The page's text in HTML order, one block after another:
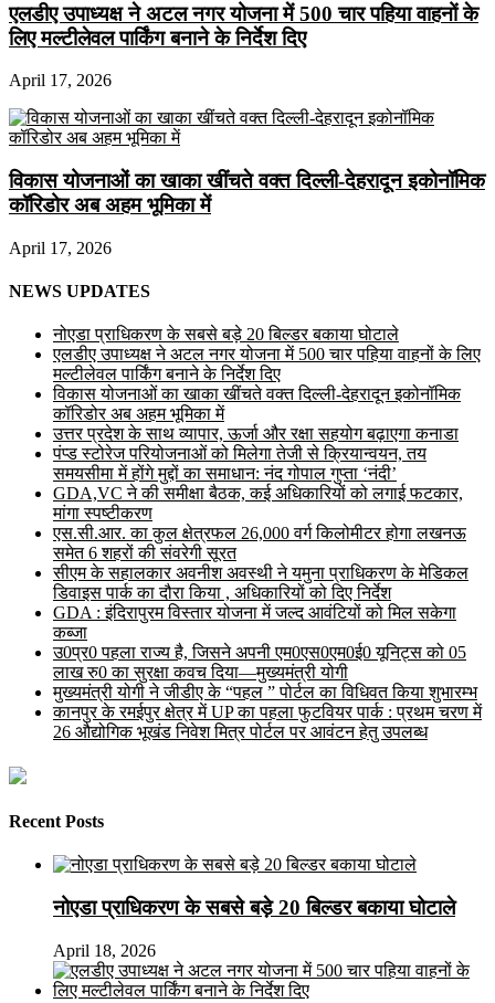
एलडीए उपाध्यक्ष ने अटल नगर योजना में 500 चार पहिया वाहनों के
लिए मल्टीलेवल पार्किंग बनाने के निर्देश दिए
April 17, 2026
विकास योजनाओं का खाका खींचते वक्त दिल्ली-देहरादून इकोनॉमिक
कॉरिडोर अब अहम भूमिका में
April 17, 2026
NEWS UPDATES
नोएडा प्राधिकरण के सबसे बड़े 20 बिल्डर बकाया घोटाले
एलडीए उपाध्यक्ष ने अटल नगर योजना में 500 चार पहिया वाहनों के लिए
मल्टीलेवल पार्किंग बनाने के निर्देश दिए
विकास योजनाओं का खाका खींचते वक्त दिल्ली-देहरादून इकोनॉमिक
कॉरिडोर अब अहम भूमिका में
उत्तर प्रदेश के साथ व्यापार, ऊर्जा और रक्षा सहयोग बढ़ाएगा कनाडा
पंप्ड स्टोरेज परियोजनाओं को मिलेगा तेजी से क्रियान्वयन, तय
समयसीमा में होंगे मुद्दों का समाधान: नंद गोपाल गुप्ता ‘नंदी’
GDA,VC ने की समीक्षा बैठक, कई अधिकारियों को लगाई फटकार,
मांगा स्पष्टीकरण
एस.सी.आर. का कुल क्षेत्रफल 26,000 वर्ग किलोमीटर होगा लखनऊ
समेत 6 शहरों की संवरेगी सूरत
सीएम के सहालकार अवनीश अवस्थी ने यमुना प्राधिकरण के मेडिकल
डिवाइस पार्क का दौरा किया , अधिकारियों को दिए निर्देश
GDA : इंदिरापुरम विस्तार योजना में जल्द आवंटियों को मिल सकेगा
कब्जा
उ0प्र0 पहला राज्य है, जिसने अपनी एम0एस0एम0ई0 यूनिट्स को 05
लाख रु0 का सुरक्षा कवच दिया—मुख्यमंत्री योगी
मुख्यमंत्री योगी ने जीडीए के “पहल ” पोर्टल का विधिवत किया शुभारम्भ
कानपुर के रमईपुर क्षेत्र में UP का पहला फुटवियर पार्क : प्रथम चरण में
26 औद्योगिक भूखंड निवेश मित्र पोर्टल पर आवंटन हेतु उपलब्ध
Recent Posts
नोएडा प्राधिकरण के सबसे बड़े 20 बिल्डर बकाया घोटाले
April 18, 2026